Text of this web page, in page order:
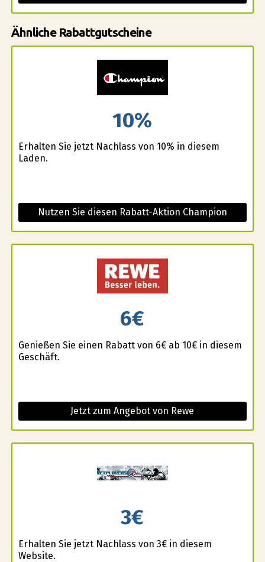
Ähnliche Rabattgutscheine
10%
Erhalten Sie jetzt Nachlass von 10% in diesem
Laden.
Nutzen Sie diesen Rabatt-Aktion Champion
6€
Genießen Sie einen Rabatt von 6€ ab 10€ in diesem
Geschäft.
Jetzt zum Angebot von Rewe
3€
Erhalten Sie jetzt Nachlass von 3€ in diesem
Website.